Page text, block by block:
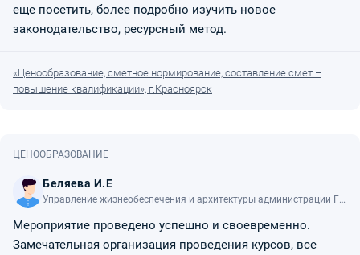
еще посетить, более подробно изучить новое
законодательство, ресурсный метод.
«Ценообразование, сметное нормирование, составление смет –
повышение квалификации», г.Красноярск
ЦЕНООБРАЗОВАНИЕ
Беляева И.Е
Управление жизнеобеспечения и архитектуры администрации ГО
Мероприятие проведено успешно и своевременно.
Замечательная организация проведения курсов, все